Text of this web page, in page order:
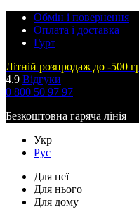
Обмін і повернення
Оплата і доставка
Гурт
Літній розпродаж до -500
4.9 Відгуки
0 800 50 97 97
Безкоштовна гаряча лінія
Укр
Рус
Для неї
Для нього
Для дому